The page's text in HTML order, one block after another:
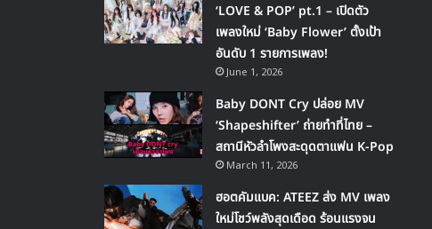
‘LOVE & POP’ pt.1 – เปิดตัว
เพลงใหม่ ‘Baby Flower’ ตั้งเป้า
อันดับ 1 รายการเพลง!
June 1, 2026
Baby DONT Cry ปล่อย MV
‘Shapeshifter’ ถ่ายทำที่ไทย –
สถานีหัวลำโพงสะดุดตาแฟน K-Pop
March 11, 2026
ฮอตคัมแบค: ATEEZ ส่ง MV เพลง
ใหม่โชว์พลังสุดเดือด ร้อนแรงจน